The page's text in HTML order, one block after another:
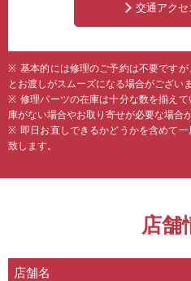
交通アクセ
基本的には修理のご予約は不要です
とお渡しがスムーズになる場合がございま
修理パーツの在庫は十分な数を揃え
庫がない場合やお取り寄せが必要な場合
即日お直しできるかどうかを含めて
致します。
店舗
店舗名